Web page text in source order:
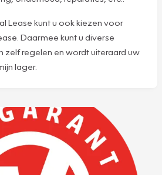
Lease kunt u ook kiezen voor
Daarmee kunt u diverse
regelen en wordt uiteraard uw
lager.